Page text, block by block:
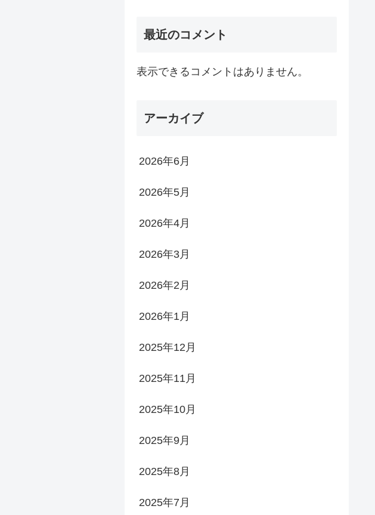
最近のコメント
表示できるコメントはありません。
アーカイブ
2026年6月
2026年5月
2026年4月
2026年3月
2026年2月
2026年1月
2025年12月
2025年11月
2025年10月
2025年9月
2025年8月
2025年7月